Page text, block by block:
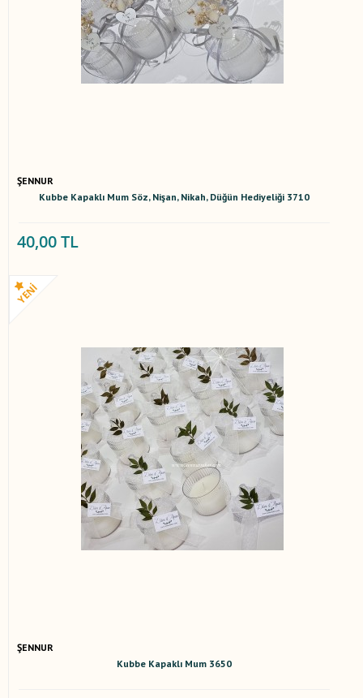
ŞENNUR
Kubbe Kapaklı Mum Söz, Nişan, Nikah, Düğün Hediyeliği 3710
40,00 TL
ŞENNUR
Kubbe Kapaklı Mum 3650